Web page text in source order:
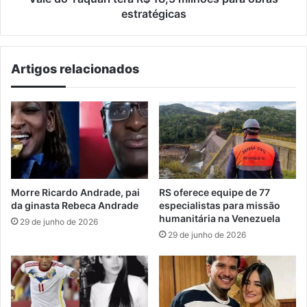
estratégicas
Artigos relacionados
Morre Ricardo Andrade, pai
da ginasta Rebeca Andrade
29 de junho de 2026
RS oferece equipe de 77
especialistas para missão
humanitária na Venezuela
29 de junho de 2026